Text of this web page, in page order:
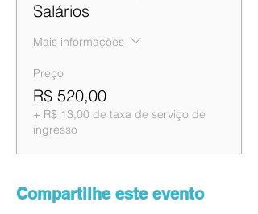
Salários
Mais informações
Preço
R$ 520,00
+ R$ 13,00 de taxa de serviço de
ingresso
Compartilhe este evento